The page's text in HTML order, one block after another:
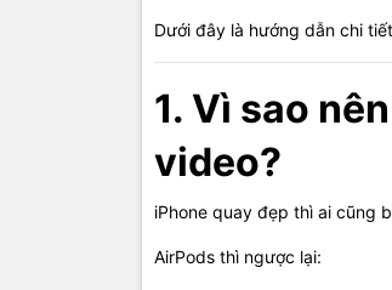
Dưới đây là hướng dẫn chi
1. Vì sao
video?
iPhone quay đẹp thì ai cũng
AirPods thì ngược lại: